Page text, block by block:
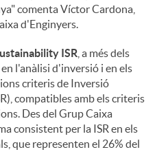
comenta Víctor Cardona,
d'Enginyers.
ISR , a més dels
l'anàlisi d'inversió i en els
criteris de Inversió
compatibles amb els criteris
Des del Grup Caixa
consistent per la ISR en els
que representen el 26% del